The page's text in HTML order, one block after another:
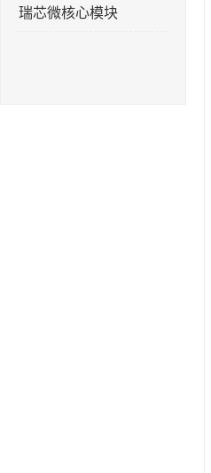
瑞芯微核心模块